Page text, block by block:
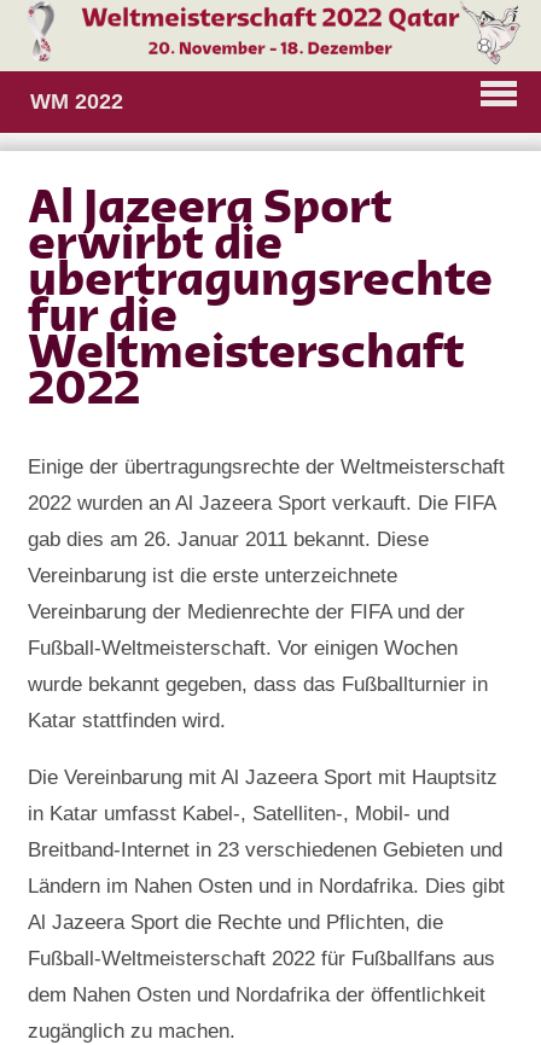
WM 2022
Al Jazeera Sport
erwirbt die
ubertragungsrechte
fur die
Weltmeisterschaft
2022
Einige der übertragungsrechte der Weltmeisterschaft
2022 wurden an Al Jazeera Sport verkauft. Die FIFA
gab dies am 26. Januar 2011 bekannt. Diese
Vereinbarung ist die erste unterzeichnete
Vereinbarung der Medienrechte der FIFA und der
Fußball-Weltmeisterschaft. Vor einigen Wochen
wurde bekannt gegeben, dass das Fußballturnier in
Katar stattfinden wird.
Die Vereinbarung mit Al Jazeera Sport mit Hauptsitz
in Katar umfasst Kabel-, Satelliten-, Mobil- und
Breitband-Internet in 23 verschiedenen Gebieten und
Ländern im Nahen Osten und in Nordafrika. Dies gibt
Al Jazeera Sport die Rechte und Pflichten, die
Fußball-Weltmeisterschaft 2022 für Fußballfans aus
dem Nahen Osten und Nordafrika der öffentlichkeit
zugänglich zu machen.